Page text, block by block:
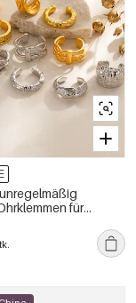
für
Optik